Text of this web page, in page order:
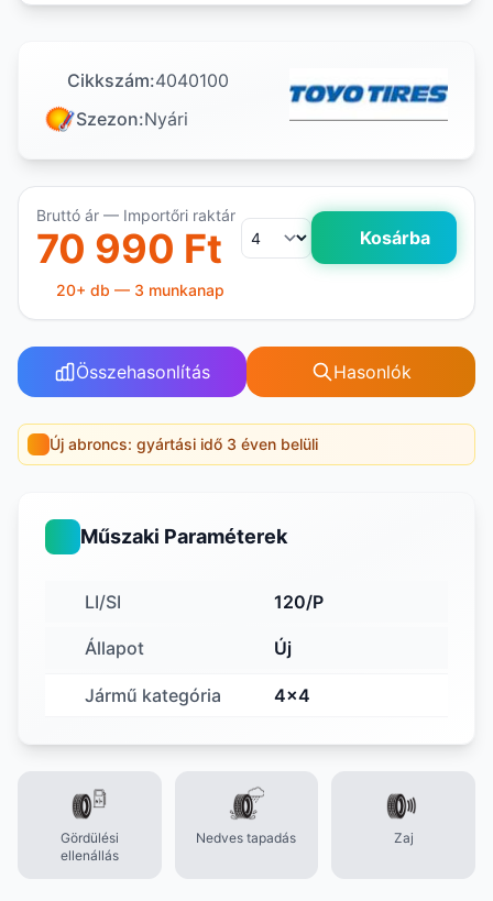
Cikkszám:4040100
Szezon:Nyári
Bruttó ár — Importőri raktár
70 990 Ft Kosárba
20+ db — 3 munkanap
Összehasonlítás Hasonlók
Új abroncs: gyártási idő 3 éven belüli
Műszaki Paraméterek
LI/SI 120/P
Állapot Új
Jármű kategória 4x4
Gördülési
ellenállás
Nedves tapadás Zaj